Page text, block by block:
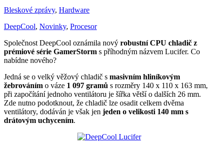
Bleskové zprávy, Hardware
DeepCool, Novinky, Procesor
Společnost DeepCool oznámila nový robustní CPU chladič z
prémiové série GamerStorm s příhodným názvem Lucifer. Co
nabídne nového?
Jedná se o velký věžový chladič s masivním hliníkovým
žebrováním o váze 1 097 gramů s rozměry 140 x 110 x 163 mm,
při započítání jednoho ventilátoru je šířka větší o dalších 26 mm.
Zde nutno podotknout, že chladič lze osadit celkem dvěma
ventilátory, dodáván je však jen jeden o velikosti 140 mm s
drátovým uchycením.